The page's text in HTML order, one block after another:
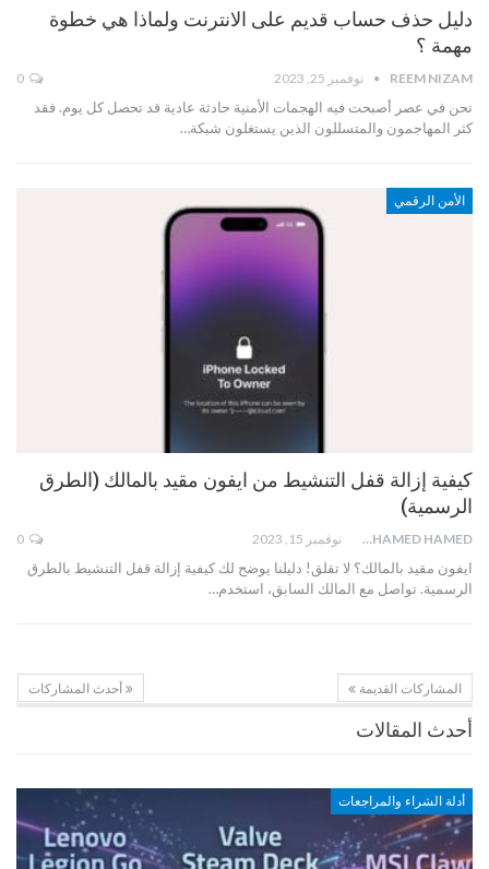
دليل حذف حساب قديم على الانترنت ولماذا هي خطوة
مهمة ؟
REEM NIZAM نوفمبر 25, 2023
نحن في عصر أصبحت فيه الهجمات الأمنية حادثة عادية قد تحصل كل يوم. فقد
كثر المهاجمون والمتسللون الذين يستغلون شبكة…
الأمن الرقمي
كيفية إزالة قفل التنشيط من ايفون مقيد بالمالك (الطرق
الرسمية)
MOHAMED HAMED نوفمبر 15, 2023
ايفون مقيد بالمالك؟ لا تقلق! دليلنا يوضح لك كيفية إزالة قفل التنشيط بالطرق
الرسمية. تواصل مع المالك السابق، استخدم…
المشاركات القديمة أحدث المشاركات
أحدث المقالات
أدلة الشراء والمراجعات